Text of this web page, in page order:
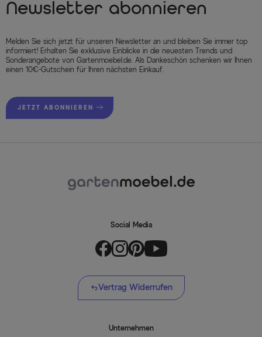
Newsletter abonnieren
Melden Sie sich jetzt für unseren Newsletter an und bleiben Sie immer top
informiert! Erhalten Sie exklusive Einblicke in die neuesten Trends und
Sonderangebote von Gartenmoebel.de. Als Dankeschön schenken wir Ihnen
einen 10€-Gutschein für Ihren nächsten Einkauf.
JETZT ABONNIEREN
Social Media
Vertrag Widerrufen
Unternehmen